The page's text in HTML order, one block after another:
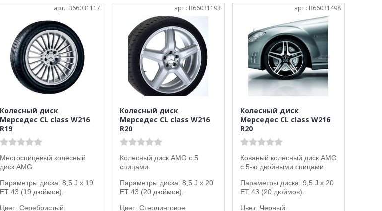
арт.: B66031117
Колесный диск
Мерседес CL class W216
R19
Многоспицевый колесный
диск AMG.
Параметры диска: 8,5 J x 19
ET 43 (19 дюймов).
Цвет: Серебристый.
арт.: B66031193
Колесный диск
Мерседес CL class W216
R20
Колесный диск AMG с 5
спицами.
Параметры диска: 8,5 J x 20
ET 43 (20 дюймов).
Цвет: Стерлинговое
арт.: B66031498
Колесный диск
Мерседес CL class W216
R20
Кованый колесный диск AMG
с 5-ю двойными спицами.
Параметры диска: 9,5 J x 20
ET 43 (20 дюймов).
Цвет: Черный.